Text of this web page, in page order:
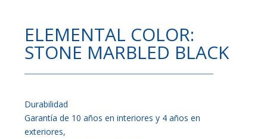
ELEMENTAL COLOR:
STONE MARBLED BLACK
Durabilidad
Garantía de 10 años en interiores y 4 años en
exteriores,